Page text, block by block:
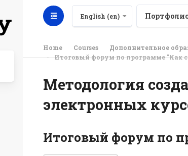
English ‎(en)‎
Home Courses Дополнительное
Итоговый форум по программе "Как
Методология
электронных
Итоговый форум по